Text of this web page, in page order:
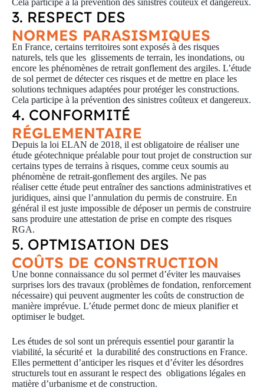
Cela participe à la prévention des sinistres coûteux et dangereux.
3. RESPECT DES
NORMES PARASISMIQUES
En France, certains territoires sont exposés à des risques
naturels, tels que les glissements de terrain, les inondations, ou
encore les phénomènes de retrait gonflement des argiles. L’étude
de sol permet de détecter ces risques et de mettre en place les
solutions techniques adaptées pour protéger les constructions.
Cela participe à la prévention des sinistres coûteux et dangereux.
4. CONFORMITÉ
RÉGLEMENTAIRE
Depuis la loi ELAN de 2018, il est obligatoire de réaliser une
étude géotechnique préalable pour tout projet de construction sur
certains types de terrains à risques, comme ceux soumis au
phénomène de retrait-gonflement des argiles. Ne pas
réaliser cette étude peut entraîner des sanctions administratives et
juridiques, ainsi que l’annulation du permis de construire. En
général il est juste impossible de déposer un permis de construire
sans produire une attestation de prise en compte des risques
RGA.
5. OPTMISATION DES
COÛTS DE CONSTRUCTION
Une bonne connaissance du sol permet d’éviter les mauvaises
surprises lors des travaux (problèmes de fondation, renforcement
nécessaire) qui peuvent augmenter les coûts de construction de
manière imprévue. L’étude permet donc de mieux planifier et
optimiser le budget.
Les études de sol sont un prérequis essentiel pour garantir la
viabilité, la sécurité et la durabilité des constructions en France.
Elles permettent d’anticiper les risques et d’éviter les désordres
structurels tout en assurant le respect des obligations légales en
matière d’urbanisme et de construction.